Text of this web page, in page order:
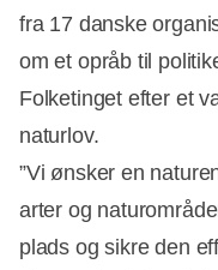
fra 17 danske
om et opråb til
Folketinget efter et
naturlov.
”Vi ønsker en
arter og
plads og sikre den